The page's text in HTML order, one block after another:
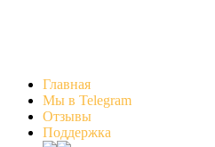
Главная
Мы в Telegram
Отзывы
Поддержка